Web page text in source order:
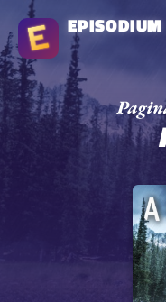
EPISODIUM